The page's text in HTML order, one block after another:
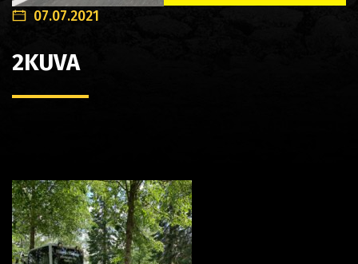
07.07.2021
2KUVA